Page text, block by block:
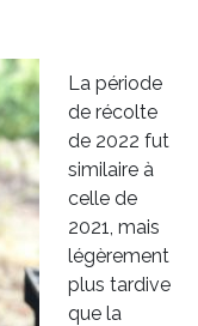
La période
de récolte
de 2022 fut
similaire à
celle de
2021, mais
légèrement
plus tardive
que la